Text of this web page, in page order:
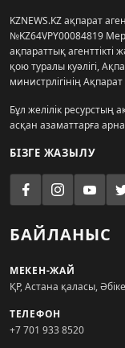
KZNEWS.KZ ақпарат
№KZ64VPY00084819
ақпараттық агенттікті
қою туралы куәлігі,
министрлігінің
Бұл желілік ресурстың
асқан азаматтарға
БІЗГЕ ЖАЗЫЛУ
БАЙЛАНЫС
МЕКЕН-ЖАЙ
ҚР, Астана қаласы,
ТЕЛЕФОН
+7 701 933 8520